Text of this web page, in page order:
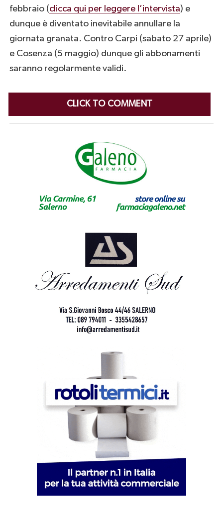
febbraio (clicca qui per leggere l’intervista) e
dunque è diventato inevitabile annullare la
giornata granata. Contro Carpi (sabato 27 aprile)
e Cosenza (5 maggio) dunque gli abbonamenti
saranno regolarmente validi.
CLICK TO COMMENT